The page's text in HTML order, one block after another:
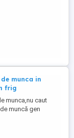
lucru Salarizare
instalație gaz
Mercedes sprinter
munca in
frig
munca,nu caut
muncă gen
frig transport
austrai si italia